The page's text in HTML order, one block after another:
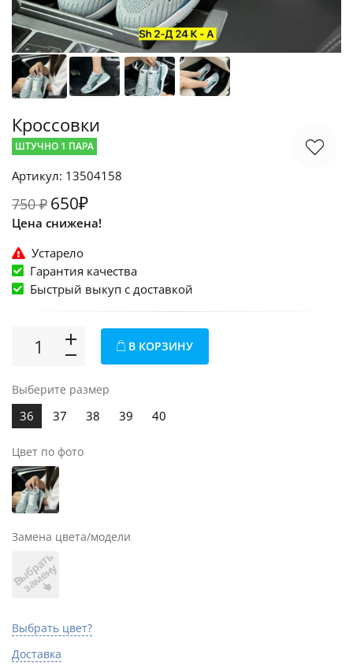
Кроссовки
ШТУЧНО 1 ПАРА
Артикул: 13504158
750 ₽ 650₽
Цена снижена!
Устарело
Гарантия качества
Быстрый выкуп c доставкой
В КОРЗИНУ
Выберите размер
36 37 38 39 40
Цвет по фото
Замена цвета/модели
В
ы
б
р
а
т
ь
з
а
м
е
н
у
Выбрать цвет?
Доставка